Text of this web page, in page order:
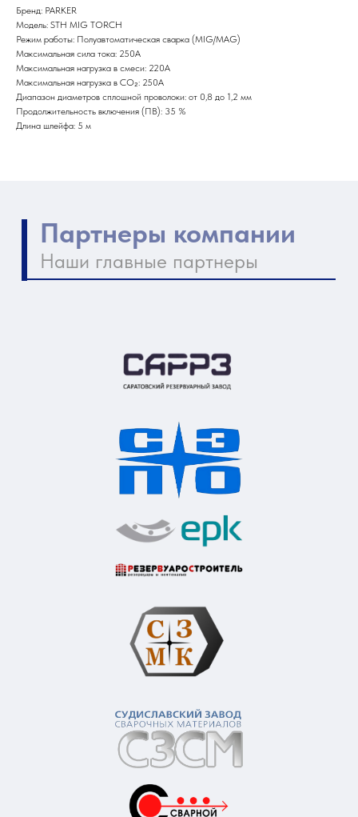
Бренд: PARKER
Модель: STH MIG TORCH
Режим работы: Полуавтоматическая сварка (MIG/MAG)
Максимальная сила тока: 250А
Максимальная нагрузка в смеси: 220А
Максимальная нагрузка в CO₂: 250А
Диапазон диаметров сплошной проволоки: от 0,8 до 1,2 мм
Продолжительность включения (ПВ): 35 %
Длина шлейфа: 5 м
Контакты компании